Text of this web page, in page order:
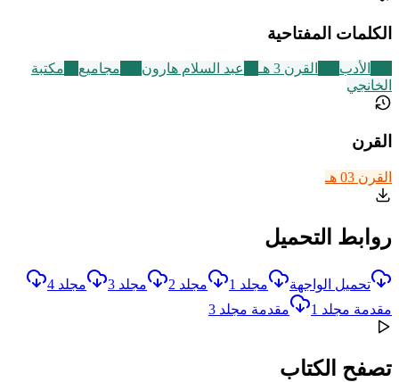
الكلمات المفتاحية
الأدب القرن 3 هـ عبد السلام هارون مجاميع
مكتبة
الخانجي
القرن
القرن 03 هـ
روابط التحميل
تحميل الواجهة مجلد 1 مجلد 2 مجلد 3
مجلد 4
مقدمة مجلد 1
مقدمة مجلد 3
تصفح الكتاب